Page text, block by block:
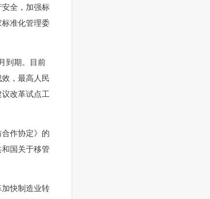
全，加强标
准化管理委
到期。目前
，最高人民
改革试点工
作协定》的
国关于移管
快制造业转